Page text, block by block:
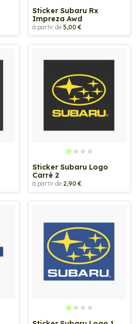
Sticker Subaru Rx
Impreza Awd
à partir de 5,00 €
Sticker Subaru Logo
Carré 2
à partir de 2,90 €